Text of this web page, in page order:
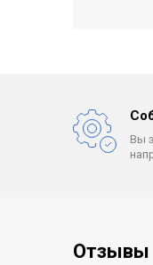
Вы
Отзывы